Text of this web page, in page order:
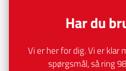
​Har du
Vi er her for dig. Vi er klar
spørgsmål, så ring